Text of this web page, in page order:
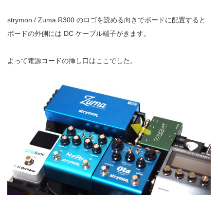
strymon / Zuma R300 のロゴを読める向きでボードに配置すると
ボードの外側には DC ケーブル端子がきます。
よって電源コードの挿し口はここでした。